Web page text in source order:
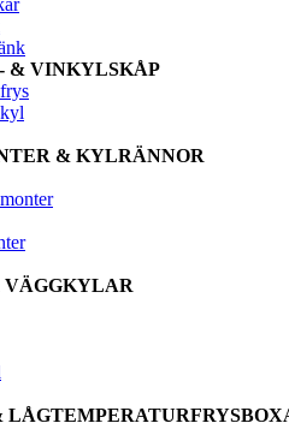
& VINKYLSKÅP
& KYLRÄNNOR